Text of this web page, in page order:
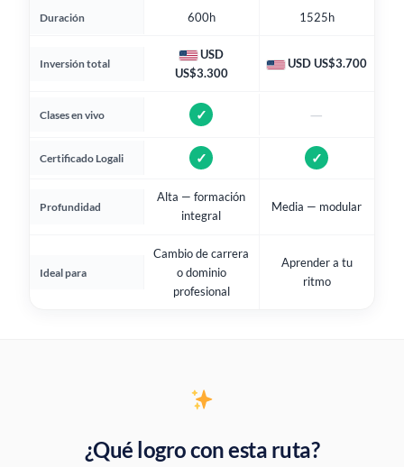
Duración 600h 1525h
Inversión total
USD
US$3.300
USD US$3.700
Clases en vivo ✓ —
Certificado Logali ✓ ✓
Profundidad
Alta — formación
integral
Media — modular
Ideal para
Cambio de carrera
o dominio
profesional
Aprender a tu
ritmo
¿Qué logro con esta ruta?